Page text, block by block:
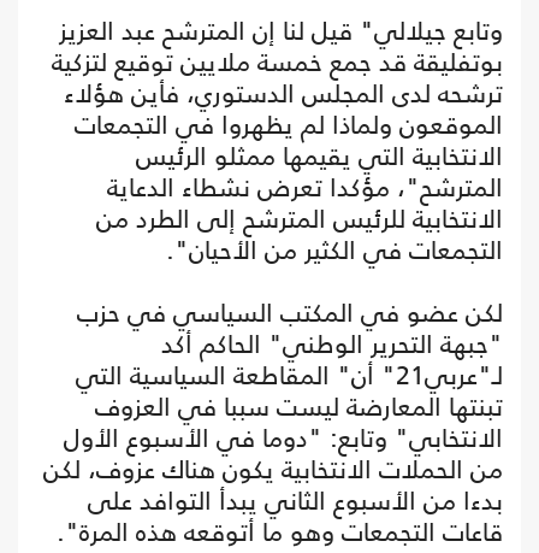
وتابع جيلالي" قيل لنا إن المترشح عبد العزيز
بوتفليقة قد جمع خمسة ملايين توقيع لتزكية
ترشحه لدى المجلس الدستوري، فأين هؤلاء
الموقعون ولماذا لم يظهروا في التجمعات
الانتخابية التي يقيمها ممثلو الرئيس
المترشح"، مؤكدا تعرض نشطاء الدعاية
الانتخابية للرئيس المترشح إلى الطرد من
التجمعات في الكثير من الأحيان".
لكن عضو في المكتب السياسي في حزب
"جبهة التحرير الوطني" الحاكم أكد
لـ"عربي21" أن" المقاطعة السياسية التي
تبنتها المعارضة ليست سببا في العزوف
الانتخابي" وتابع: "دوما في الأسبوع الأول
من الحملات الانتخابية يكون هناك عزوف، لكن
بدءا من الأسبوع الثاني يبدأ التوافد على
قاعات التجمعات وهو ما أتوقعه هذه المرة".